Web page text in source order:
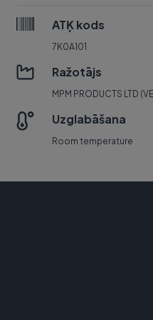
ATĶ kods
7K0A101
Ražotājs
MPM PRODUCTS LTD
Uzglabāšana
Room temperature